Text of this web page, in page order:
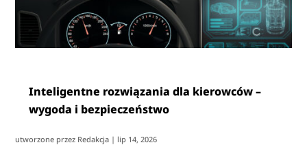
Inteligentne rozwiązania dla kierowców –
wygoda i bezpieczeństwo
utworzone przez Redakcja | lip 14, 2026